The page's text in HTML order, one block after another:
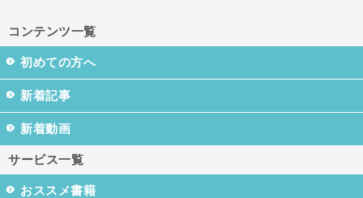
コンテンツ一覧
初めての方へ
新着記事
新着動画
サービス一覧
おススメ書籍